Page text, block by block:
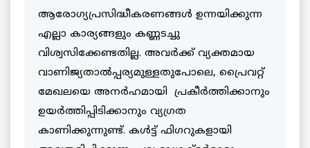
ആരോഗ്യപ്രസിദ്ധീകരണങ്ങള്‍ ഉന്നയിക്കുന്ന
എല്ലാ കാര്യങ്ങളും കണ്ണടച്ചു
വിശ്വസിക്കേണ്ടതില്ല. അവര്‍ക്ക് വ്യക്തമായ
വാണിജ്യതാല്‍പ്പര്യമുള്ളതുപോലെ, പ്രൈവറ്റ്
മേഖലയെ അനര്‍ഹമായി പ്രകീര്‍ത്തിക്കാനും
ഉയര്‍ത്തിപ്പിടിക്കാനും വ്യഗ്രത
കാണിക്കുന്നുണ്ട്. കള്‍ട്ട് ഫിഗറുകളായി